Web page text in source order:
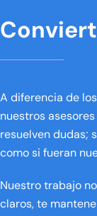
A diferencia de
nuestros
resuelven dudas;
como si fueran
Nuestro trabajo
claros, te